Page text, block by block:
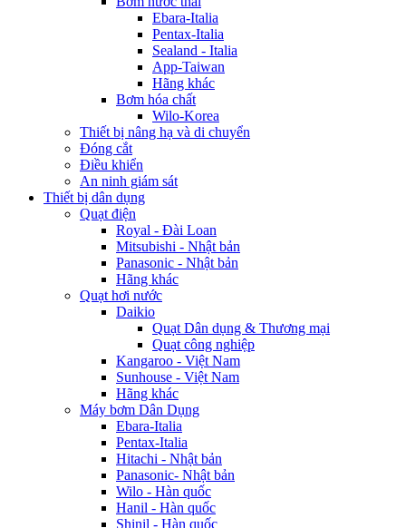
Ebara-Italia
Pentax-Italia
Sealand - Italia
App-Taiwan
Hãng khác
Bơm hóa chất
Wilo-Korea
Thiết bị nâng hạ và di chuyển
Đóng cắt
Điều khiển
An ninh giám sát
Thiết bị dân dụng
Quạt điện
Royal - Đài Loan
Mitsubishi - Nhật bản
Panasonic - Nhật bản
Hãng khác
Quạt hơi nước
Daikio
Quạt Dân dụng & Thương mại
Quạt công nghiệp
Kangaroo - Việt Nam
Sunhouse - Việt Nam
Hãng khác
Máy bơm Dân Dụng
Ebara-Italia
Pentax-Italia
Hitachi - Nhật bản
Panasonic- Nhật bản
Wilo - Hàn quốc
Hanil - Hàn quốc
Shinil - Hàn quốc